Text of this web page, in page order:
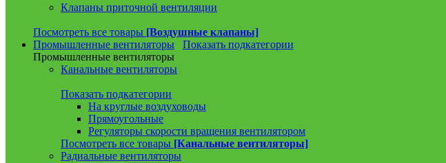
Клапаны приточной вентиляции
Посмотреть все товары [Воздушные клапаны]
Промышленные вентиляторы
Показать подкатегории
Промышленные вентиляторы
Канальные вентиляторы
Показать подкатегории
На круглые воздуховоды
Прямоугольные
Регуляторы скорости вращения вентилятором
Посмотреть все товары [Канальные вентиляторы]
Радиальные вентиляторы